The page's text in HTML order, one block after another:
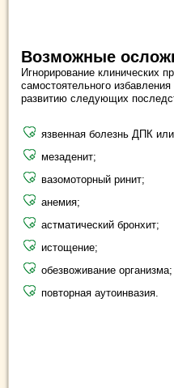
Возможные
Игнорирование клинических
самостоятельного
развитию следующих
язвенная болезнь ДПК
мезаденит;
вазомоторный ринит;
анемия;
астматический бронхит;
истощение;
обезвоживание организма;
повторная аутоинвазия.